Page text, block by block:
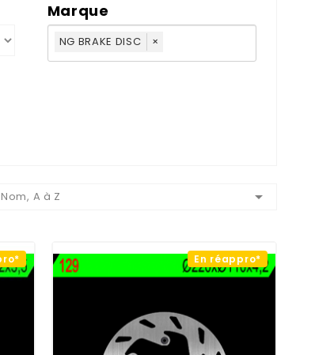
Marque
NG BRAKE DISC ×
Nom, A à Z 
En réappro*